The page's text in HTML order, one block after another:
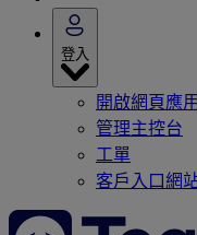
登入
開啟網頁應
管理主控台
工單
客戶入口網